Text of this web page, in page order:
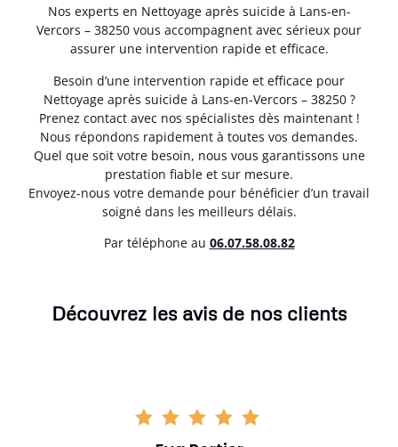
Nos experts en Nettoyage après suicide à Lans-en-
Vercors – 38250 vous accompagnent avec sérieux pour
assurer une intervention rapide et efficace.
Besoin d’une intervention rapide et efficace pour
Nettoyage après suicide à Lans-en-Vercors – 38250 ?
Prenez contact avec nos spécialistes dès maintenant !
Nous répondons rapidement à toutes vos demandes.
Quel que soit votre besoin, nous vous garantissons une
prestation fiable et sur mesure.
Envoyez-nous votre demande pour bénéficier d’un travail
soigné dans les meilleurs délais.
Par téléphone au 06.07.58.08.82
Découvrez les avis de nos clients